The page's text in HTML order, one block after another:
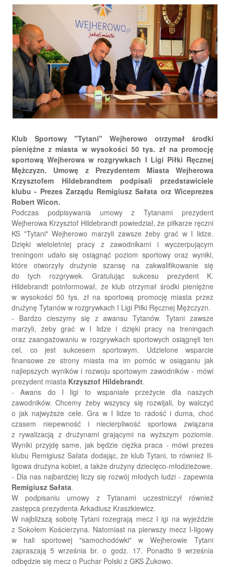
Klub Sportowy "Tytani" Wejherowo otrzymał środki
pieniężne z miasta w wysokości 50 tys. zł na promocję
sportową Wejherowa w rozgrywkach I Ligi Piłki Ręcznej
Mężczyzn. Umowę z Prezydentem Miasta Wejherowa
Krzysztofem Hildebrandtem podpisali przedstawiciele
klubu - Prezes Zarządu Remigiusz Sałata orz Wiceprezes
Robert Wicon.
Podczas podpisywania umowy z Tytanami prezydent
Wejherowa Krzysztof Hildebrandt powiedział, że piłkarze ręczni
KS "Tytani" Wejherowo marzyli zawsze żeby grać w I lidze.
Dzięki wieloletniej pracy z zawodnikami i wyczerpującym
treningom udało się osiągnąć poziom sportowy oraz wyniki,
które otworzyły drużynie szansę na zakwalifikowanie się
do tych rozgrywek. Gratulując sukcesu prezydent K.
Hildebrandt poinformował, że klub otrzymał środki pieniężne
w wysokości 50 tys. zł na sportową promocję miasta przez
drużynę Tytanów w rozgrywkach I Ligi Piłki Ręcznej Mężczyzn.
- Bardzo cieszymy się z awansu Tytanów. Tytani zawsze
marzyli, żeby grać w I lidze i dzięki pracy na treningach
oraz zaangażowaniu w rozgrywkach sportowych osiągnęli ten
cel, co jest sukcesem sportowym. Udzielone wsparcie
finansowe ze strony miasta ma im pomóc w osiąganiu jak
najlepszych wyników i rozwoju sportowym zawodników - mówi
prezydent miasta Krzysztof Hildebrandt.
- Awans do I ligi to wspaniałe przeżycie dla naszych
zawodników. Chcemy żeby wszyscy się rozwijali, by walczyć
o jak najwyższe cele. Gra w I lidze to radość i duma, choć
czasem niepewność i niecierpliwość sportowa związana
z rywalizacją z drużynami grającymi na wyższym poziomie.
Wyniki przyjdę same, jak będzie ciężka praca - mówi prezes
klubu Remigiusz Sałata dodając, że klub Tytani, to również II-
ligowa drużyna kobiet, a także drużyny dziecięco-młodzieżowe.
- Dla nas najbardziej liczy się rozwój młodych ludzi - zapewnia
Remigiusz Sałata.
W podpisaniu umowy z Tytanami uczestniczył również
zastępca prezydenta Arkadiusz Kraszkiewicz.
W najbliższą sobotę Tytani rozegrają mecz I igi na wyjeździe
z Sokołem Kościerzyna. Natomiast na pierwszy mecz I-ligowy
w hali sportowej "samochodówki" w Wejherowie Tytani
zapraszają 5 września br. o godz. 17. Ponadto 9 września
odbędzie się mecz o Puchar Polski z GKS Żukowo.